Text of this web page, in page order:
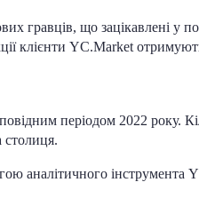
гравців, що зацікавлені у
клієнти YC.Market
періодом 2022 року.
столиця.
аналітичного